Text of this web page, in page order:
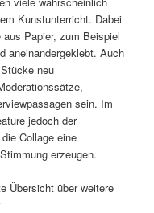
Kunstunterricht. Dabei
Papier, zum Beispiel
aneinandergeklebt. Auch
neu
sein. Im
jedoch der
Collage eine
erzeugen.
Übersicht über weitere